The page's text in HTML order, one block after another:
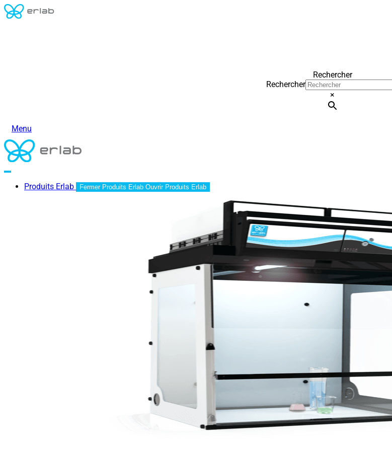
Rechercher
Rechercher
×
Menu
Produits Erlab Fermer Produits Erlab Ouvrir Produits Erlab